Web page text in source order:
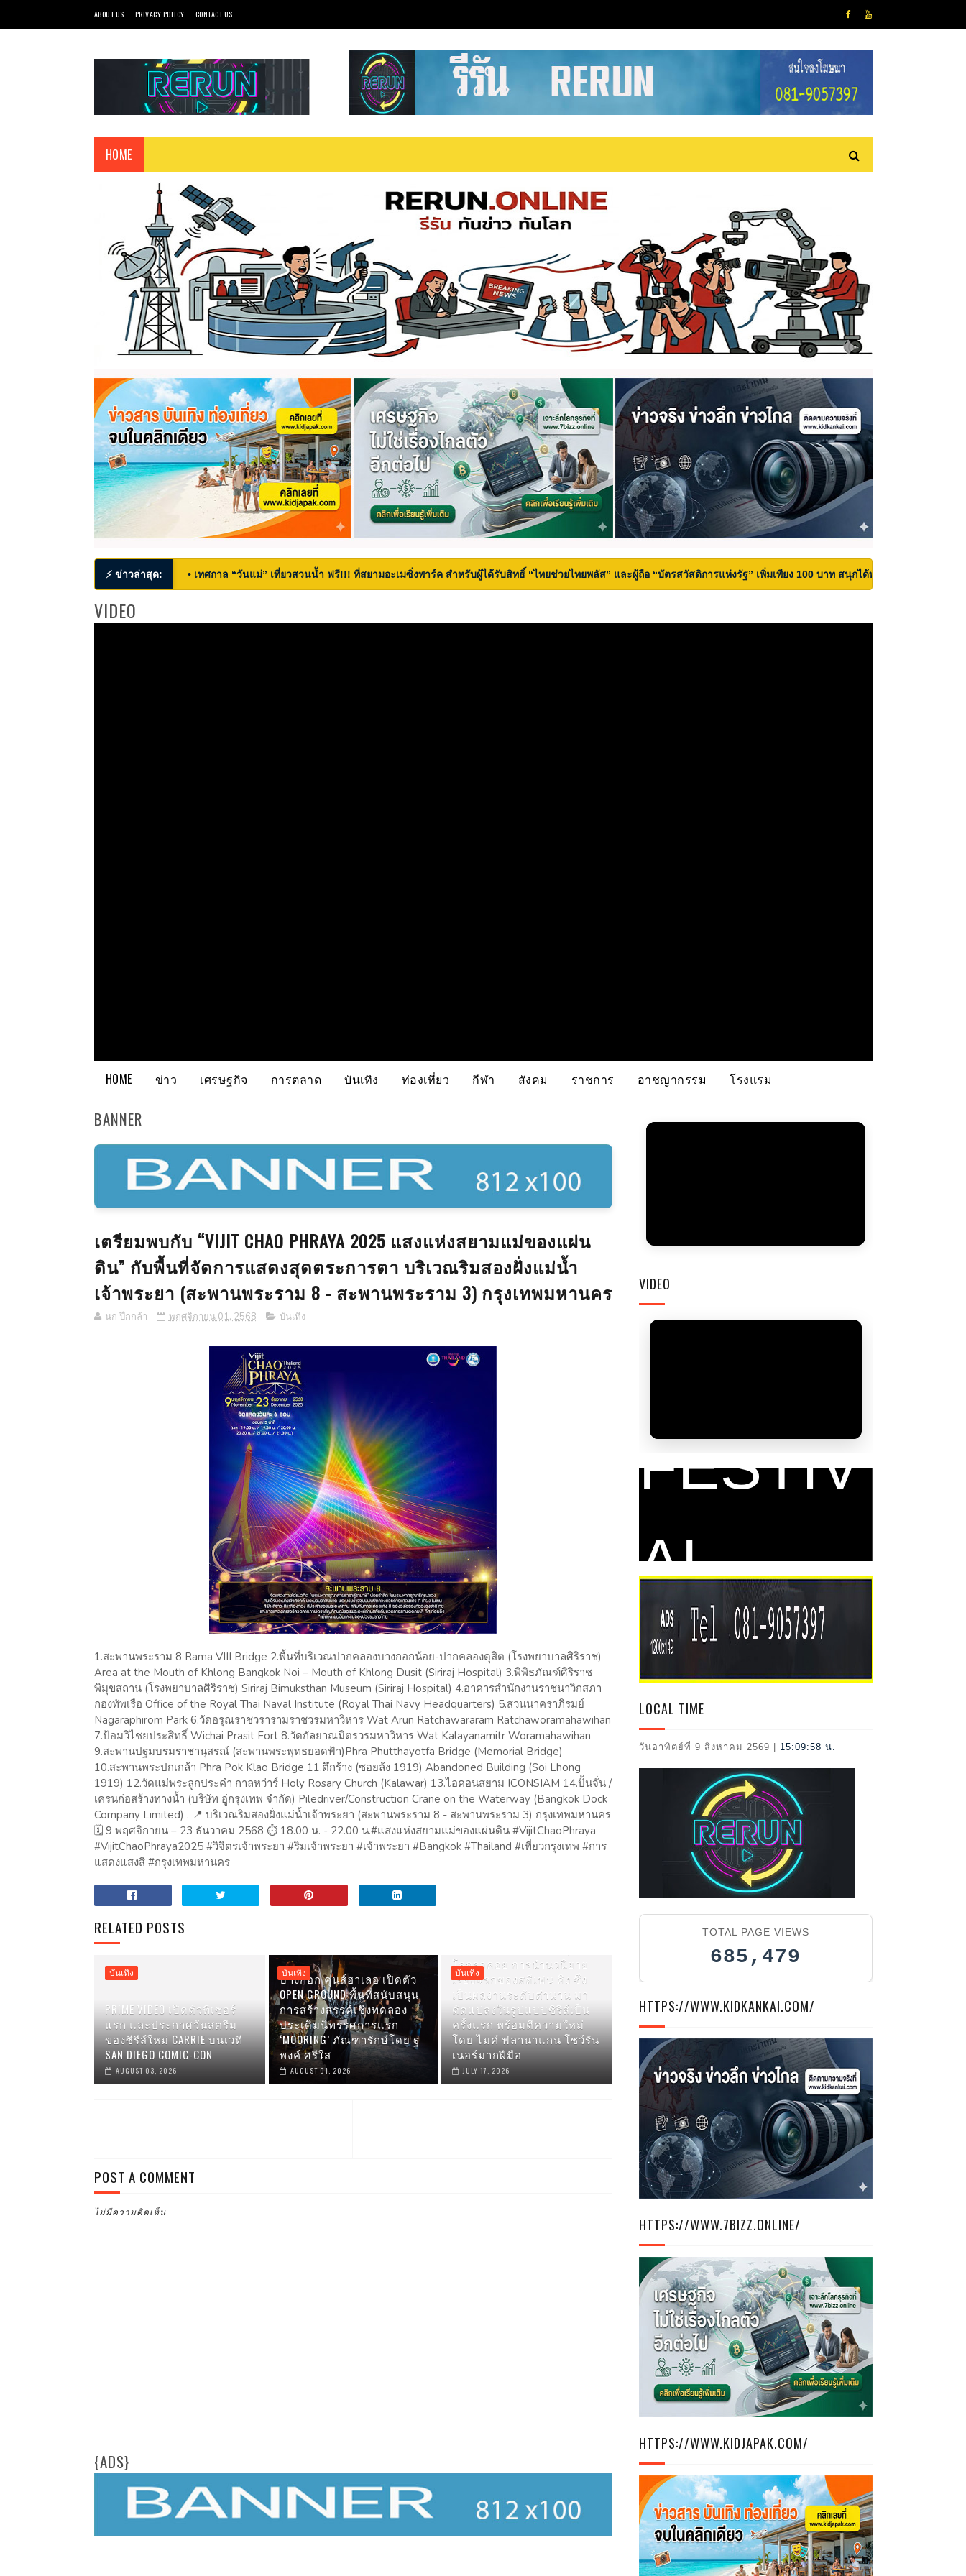
ABOUT US PRIVACY POLICY CONTACT US
HOME
⚡ ข่าวล่าสุด: • เทศกาล “วันแม่” เที่ยวสวนน้ำ ฟรี!!! ที่สยามอะเมซิ่งพาร์ค สำหรับผู้ได้รับสิทธิ์ “ไทยช่วยไทยพลัส” และผู้ถือ “บัตรสวัสดิการแห่งรัฐ” เพิ่มเพียง 100 บาท สนุกได้ทั้งสวนน้ำและสวนส
VIDEO
HOME ข่าว เศรษฐกิจ การตลาด บันเทิง ท่องเที่ยว กีฬา สังคม ราชการ อาชญากรรม โรงแรม
BANNER
เตรียมพบกับ “VIJIT CHAO PHRAYA 2025 แสงแห่งสยามแม่ของแผ่น
ดิน” กับพื้นที่จัดการแสดงสุดตระการตา บริเวณริมสองฝั่งแม่น้ำ
เจ้าพระยา (สะพานพระราม 8 - สะพานพระราม 3) กรุงเทพมหานคร
นก ปีกกล้า พฤศจิกายน 01, 2568 บันเทิง
1.สะพานพระราม 8 Rama VIII Bridge 2.พื้นที่บริเวณปากคลองบางกอกน้อย-ปากคลองดุสิต (โรงพยาบาลศิริราช)
Area at the Mouth of Khlong Bangkok Noi – Mouth of Khlong Dusit (Siriraj Hospital) 3.พิพิธภัณฑ์ศิริราช
พิมุขสถาน (โรงพยาบาลศิริราช) Siriraj Bimuksthan Museum (Siriraj Hospital) 4.อาคารสำนักงานราชนาวิกสภา
กองทัพเรือ Office of the Royal Thai Naval Institute (Royal Thai Navy Headquarters) 5.สวนนาคราภิรมย์
Nagaraphirom Park 6.วัดอรุณราชวรารามราชวรมหาวิหาร Wat Arun Ratchawararam Ratchaworamahawihan
7.ป้อมวิไชยประสิทธิ์ Wichai Prasit Fort 8.วัดกัลยาณมิตรวรมหาวิหาร Wat Kalayanamitr Woramahawihan
9.สะพานปฐมบรมราชานุสรณ์ (สะพานพระพุทธยอดฟ้า)Phra Phutthayotfa Bridge (Memorial Bridge)
10.สะพานพระปกเกล้า Phra Pok Klao Bridge 11.ตึกร้าง (ซอยล้ง 1919) Abandoned Building (Soi Lhong
1919) 12.วัดแม่พระลูกประคำ กาลหว่าร์ Holy Rosary Church (Kalawar) 13.ไอคอนสยาม ICONSIAM 14.ปั้นจั่น /
เครนก่อสร้างทางน้ำ (บริษัท อู่กรุงเทพ จำกัด) Piledriver/Construction Crane on the Waterway (Bangkok Dock
Company Limited) . 📍 บริเวณริมสองฝั่งแม่น้ำเจ้าพระยา (สะพานพระราม 8 - สะพานพระราม 3) กรุงเทพมหานคร
​ 🗓️ 9 พฤศจิกายน – 23 ธันวาคม 2568 ⏱️ 18.00 น. - 22.00 น. ​ #แสงแห่งสยามแม่ของแผ่นดิน #VijitChaoPhraya
#VijitChaoPhraya2025 #วิจิตรเจ้าพระยา #ริมเจ้าพระยา #เจ้าพระยา #Bangkok #Thailand #เที่ยวกรุงเทพ #การ
แสดงแสงสี #กรุงเทพมหานคร
RELATED POSTS
บันเทิง
PRIME VIDEO เปิดตัวทีเซอร์
แรก และประกาศวันสตรีม
ของซีรีส์ใหม่ CARRIE บนเวที
SAN DIEGO COMIC-CON
AUGUST 03, 2026
บันเทิง
บางกอก คุนส์ฮาเลอ เปิดตัว
OPEN GROUND พื้นที่สนับสนุน
การสร้างสรรค์เชิงทดลอง
ประเดิมนิทรรศการแรก
‘MOORING’ ภัณฑารักษ์โดย ฐ
พงค์ ศรีใส
AUGUST 01, 2026
บันเทิง
โลกรอคอย การนำนวนิยาย
เรื่องแรกของสตีเฟน คิง ซึ่ง
เป็นผลงานระดับตำนาน มา
ดัดแปลงในรูปแบบซีรีส์เป็น
ครั้งแรก พร้อมตีความใหม่
โดย ไมค์ ฟลานาแกน โชว์รัน
เนอร์มากฝีมือ
JULY 17, 2026
POST A COMMENT
ไม่มีความคิดเห็น
{ADS}
VIDEO
FESTIV
AL
2026
LOCAL TIME
วันอาทิตย์ที่ 9 สิงหาคม 2569 | 15:09:59 น.
TOTAL PAGE VIEWS
685,479
HTTPS://WWW.KIDKANKAI.COM/
HTTPS://WWW.7BIZZ.ONLINE/
HTTPS://WWW.KIDJAPAK.COM/